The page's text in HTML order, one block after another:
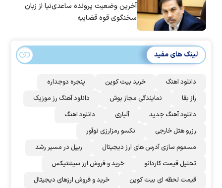
آخرین وضعیت پرونده ساعدی‌نیا از زبان
سخنگوی قوه قضاییه
لینک های مفید
دانلود اهنگ خرید بیت کوین
پنجره دوجداره
راز بقا
نمایندگی مجاز بوش
دانلود آهنگ رز‌ موزیک
دانلود آهنگ جدید
آلپاری
دانلود اهنگ
رزرو هتل خارجی
نکسو رمزارزی نوآور
مسموم سازی آدرس های ارز دیجیتال
ریپل در مسیر رشد
تحلیل قیمت کاردانو
خرید و فروش ارز سینتتیکس
قیمت لحظه ای بیت کوین
خرید و فروش ارزهای دیجیتال